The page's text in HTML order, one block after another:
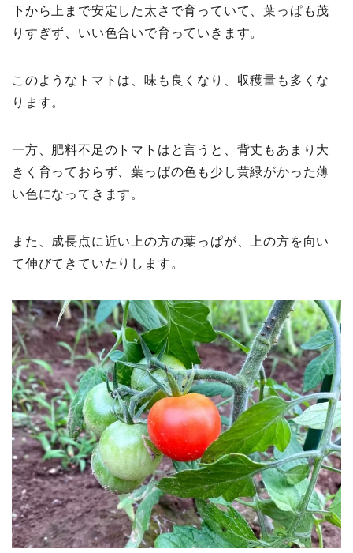
下から上まで安定した太さで育っていて、葉っぱも茂
りすぎず、いい色合いで育っていきます。
このようなトマトは、味も良くなり、収穫量も多くな
ります。
一方、肥料不足のトマトはと言うと、背丈もあまり大
きく育っておらず、葉っぱの色も少し黄緑がかった薄
い色になってきます。
また、成長点に近い上の方の葉っぱが、上の方を向い
て伸びてきていたりします。